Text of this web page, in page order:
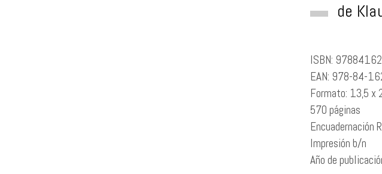
de
ISBN:
EAN: 978-84-
Formato: 13,5 x
570 páginas
Encuadernación
Impresión b/n
Año de